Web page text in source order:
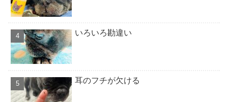
いろいろ勘違い
耳のフチが欠ける